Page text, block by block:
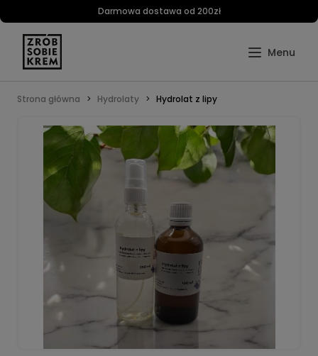
Darmowa dostawa od 200zł
Strona główna Hydrolaty Hydrolat z lipy